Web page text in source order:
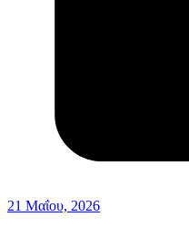
21 Μαΐου, 2026